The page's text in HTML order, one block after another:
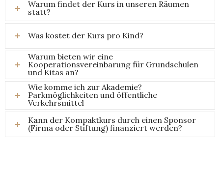
Warum findet der Kurs in unseren Räumen
statt?
Was kostet der Kurs pro Kind?
Warum bieten wir eine
Kooperationsvereinbarung für Grundschulen
und Kitas an?
Wie komme ich zur Akademie?
Parkmöglichkeiten und öffentliche
Verkehrsmittel
Kann der Kompaktkurs durch einen Sponsor
(Firma oder Stiftung) finanziert werden?